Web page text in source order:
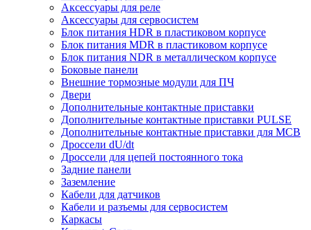
Аксессуары для реле
Аксессуары для сервосистем
Блок питания HDR в пластиковом корпусе
Блок питания MDR в пластиковом корпусе
Блок питания NDR в металлическом корпусе
Боковые панели
Внешние тормозные модули для ПЧ
Двери
Дополнительные контактные приставки
Дополнительные контактные приставки PULSE
Дополнительные контактные приставки для MCB
Дроссели dU/dt
Дроссели для цепей постоянного тока
Задние панели
Заземление
Кабели для датчиков
Кабели и разъемы для сервосистем
Каркасы